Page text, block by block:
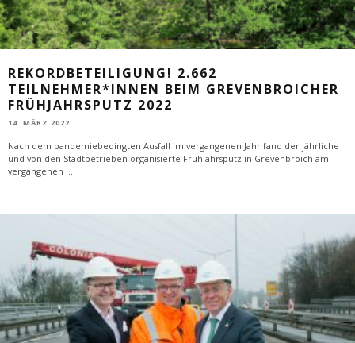
REKORDBETEILIGUNG! 2.662
TEILNEHMER*INNEN BEIM GREVENBROICHER
FRÜHJAHRSPUTZ 2022
14. MÄRZ 2022
Nach dem pandemiebedingten Ausfall im vergangenen Jahr fand der jährliche
und von den Stadtbetrieben organisierte Frühjahrsputz in Grevenbroich am
vergangenen ...